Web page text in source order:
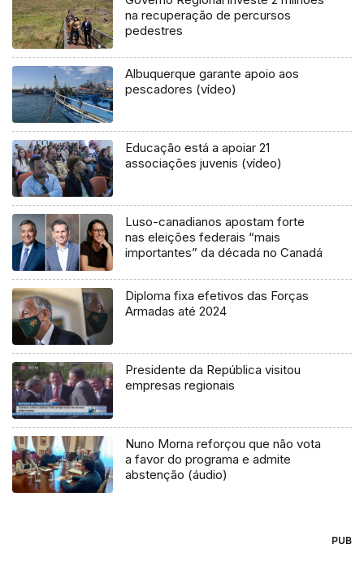
na recuperação de percursos
pedestres
Albuquerque garante apoio aos
pescadores (vídeo)
Educação está a apoiar 21
associações juvenis (vídeo)
Luso-canadianos apostam forte
nas eleições federais “mais
importantes” da década no Canadá
Diploma fixa efetivos das Forças
Armadas até 2024
Presidente da República visitou
empresas regionais
Nuno Morna reforçou que não vota
a favor do programa e admite
abstenção (áudio)
PUB